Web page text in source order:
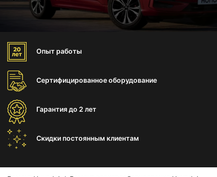
Опыт работы
Сертифицированноеоборудование
Гарантиядо 2 лет
Скидки постоянным клиентам